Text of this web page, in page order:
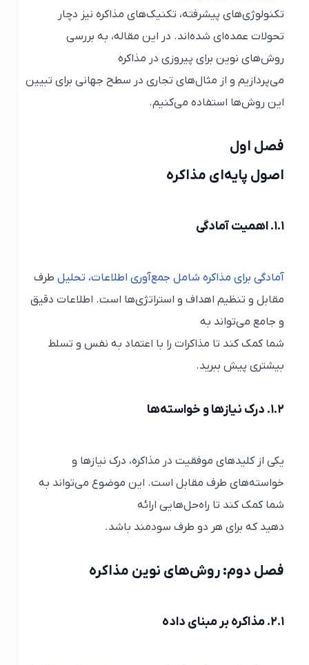
تکنولوژی‌های پیشرفته، تکنیک‌های مذاکره نیز دچار
تحولات عمده‌ای شده‌اند. در این مقاله، به بررسی
روش‌های نوین برای پیروزی در مذاکره
می‌پردازیم و از مثال‌های تجاری در سطح جهانی برای تبیین
این روش‌ها استفاده می‌کنیم.
فصل اول
اصول پایه‌ای مذاکره
آمادگی برای مذاکره شامل جمع‌آوری اطلاعات، تحلیلطرف
مقابل و تنظیم اهداف و استراتژی‌ها است. اطلاعات دقیق
و جامع می‌تواند به
شما کمک کند تا مذاکرات را با اعتماد به نفس و تسلط
بیشتری پیش ببرید.
یکی از کلیدهای موفقیت در مذاکره، درک نیازها و
خواسته‌های طرف مقابل است. این موضوع می‌تواند به
شما کمک کند تا راه‌حل‌هایی ارائه
دهید که برای هر دو طرف سودمند باشد.
فصل دوم: روش‌های نوین مذاکره